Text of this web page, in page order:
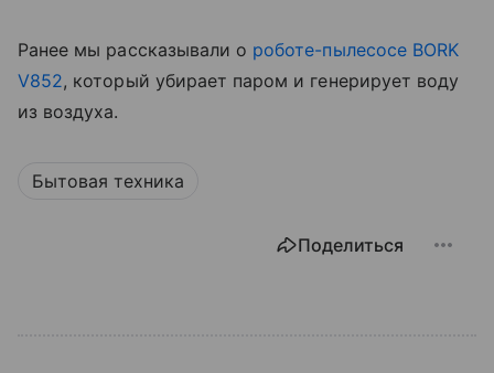
Ранее мы рассказывали о роботе-пылесосе BORK
V852, который убирает паром и генерирует воду
из воздуха.
Бытовая техника
Поделиться